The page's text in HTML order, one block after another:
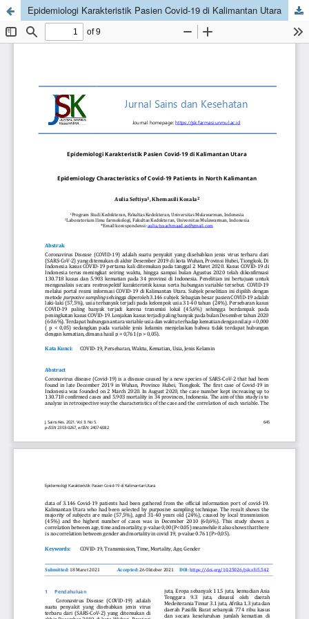
Epidemiologi Karakteristik Pasien Covid-19 di Kalimantan Utara